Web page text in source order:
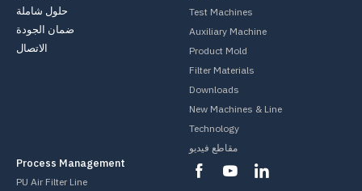
Process Management
PU Air Filter Line
Test Machines
Auxiliary Machine
Product Mold
Filter Materials
Downloads
New Machines & Line
Technology
مقاطع فيديو
حلول شاملة
ضمان الجودة
الاتصال